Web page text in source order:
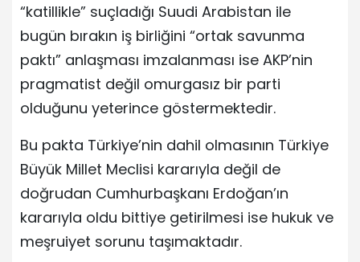
“katillikle” suçladığı Suudi Arabistan ile
bugün bırakın iş birliğini “ortak savunma
paktı” anlaşması imzalanması ise AKP’nin
pragmatist değil omurgasız bir parti
olduğunu yeterince göstermektedir.
Bu pakta Türkiye’nin dahil olmasının Türkiye
Büyük Millet Meclisi kararıyla değil de
doğrudan Cumhurbaşkanı Erdoğan’ın
kararıyla oldu bittiye getirilmesi ise hukuk ve
meşruiyet sorunu taşımaktadır.